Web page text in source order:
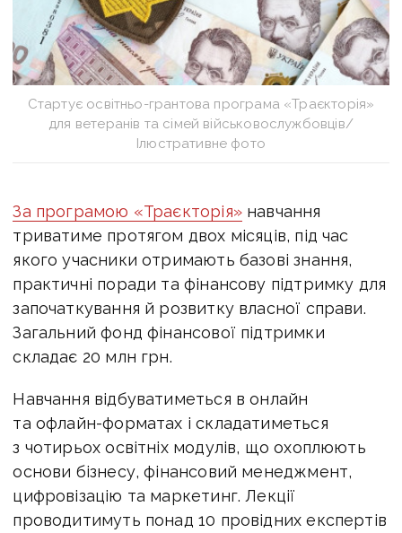
Стартує освітньо-грантова програма «Траєкторія»
для ветеранів та сімей військовослужбовців/
Ілюстративне фото
За програмою «Траєкторія»навчання
триватиме протягом двох місяців, під час
якого учасники отримають базові знання,
практичні поради та фінансову підтримку для
започаткування й розвитку власної справи.
Загальний фонд фінансової підтримки
складає 20 млн грн.
Навчання відбуватиметься в онлайн
та офлайн-форматах і складатиметься
з чотирьох освітніх модулів, що охоплюють
основи бізнесу, фінансовий менеджмент,
цифровізацію та маркетинг. Лекції
проводитимуть понад 10 провідних експертів